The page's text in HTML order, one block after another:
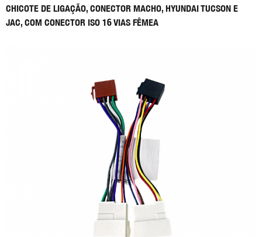
CHICOTE DE LIGAÇÃO, CONECTOR MACHO, HYUNDAI TUCSON E
JAC, COM CONECTOR ISO 16 VIAS FÊMEA